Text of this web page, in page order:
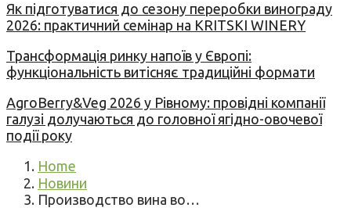
Як підготуватися до сезону переробки винограду
2026: практичний семінар на KRITSKI WINERY
Трансформація ринку напоїв у Європі:
функціональність витісняє традиційні формати
AgroBerry&Veg 2026 у Рівному: провідні компанії
галузі долучаються до головної ягідно-овочевої
події року
Home
Новини
Производство вина во…